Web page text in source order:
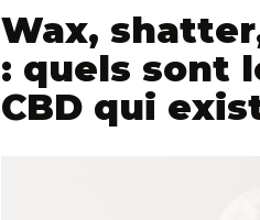
Wax,
: quels sont
CBD qui